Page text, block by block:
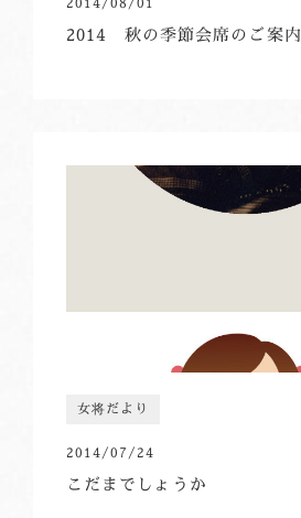
2014 秋の季節会席のご案内
女将だより
2014/07/24
こだまでしょうか